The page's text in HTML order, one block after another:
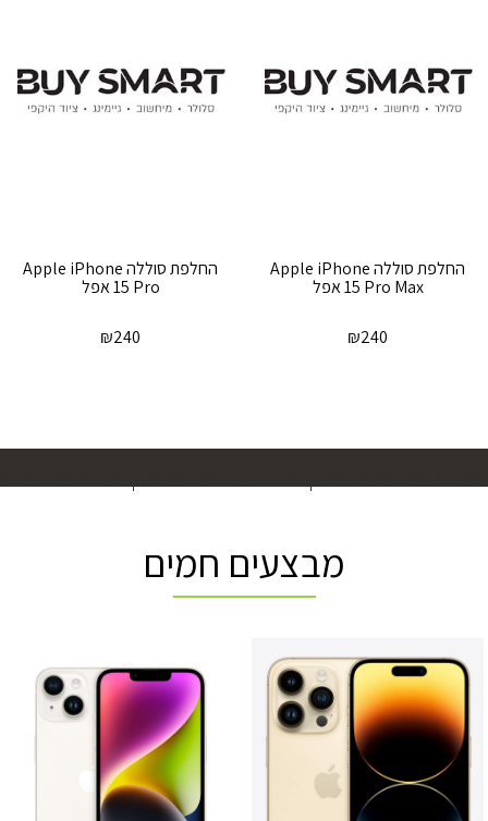
‏החלפת סוללה Apple iPhone
15 Pro Max אפל
₪240
‏החלפת סוללה Apple iPhone
15 Pro אפל
₪240
מבצעים חמים